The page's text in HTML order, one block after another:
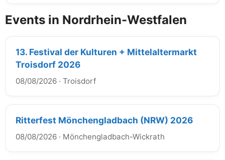
Events in Nordrhein-Westfalen
13. Festival der Kulturen + Mittelaltermarkt
Troisdorf 2026
08/08/2026 · Troisdorf
Ritterfest Mönchengladbach (NRW) 2026
08/08/2026 · Mönchengladbach-Wickrath